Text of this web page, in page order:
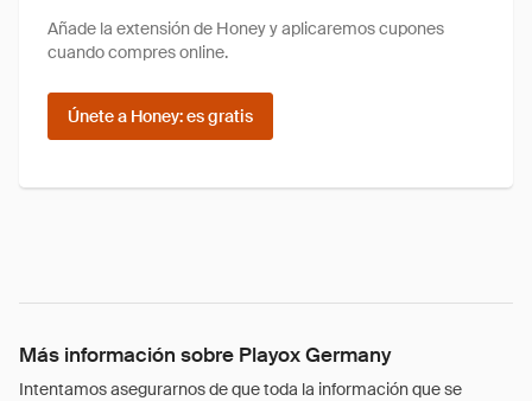
Añade la extensión de Honey y aplicaremos cupones
cuando compres online.
Únete a Honey: es gratis
Más información sobre Playox Germany
Intentamos asegurarnos de que toda la información que se